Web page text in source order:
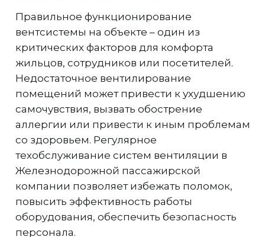
Правильное функционирование
вентсистемы на объекте – один из
критических факторов для комфорта
жильцов, сотрудников или посетителей.
Недостаточное вентилирование
помещений может привести к ухудшению
самочувствия, вызвать обострение
аллергии или привести к иным проблемам
со здоровьем. Регулярное
техобслуживание систем вентиляции в
Железнодорожной пассажирской
компании позволяет избежать поломок,
повысить эффективность работы
оборудования, обеспечить безопасность
персонала.